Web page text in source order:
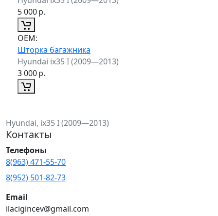
5 000р.
ОЕМ:
Шторка багажника
Hyundai ix35 I (2009—2013)
3 000р.
Hyundai, ix35 I (2009—2013)
Контакты
Телефоны
8(963) 471-55-70
8(952) 501-82-73
Email
ilacigincev@gmail.com